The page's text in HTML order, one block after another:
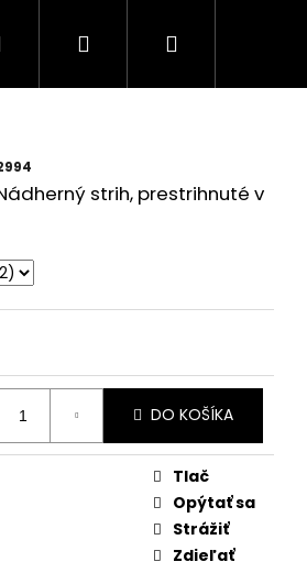
Hľadať PrihlásenieNákupný
strih, prestrihnuté v
DO KOŠÍKA
Tlač
Opýtať sa
Strážiť
Zdieľať